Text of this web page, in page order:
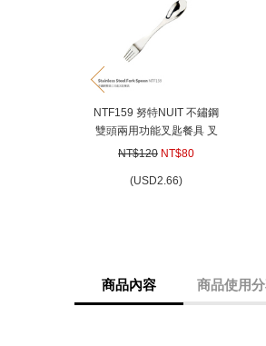
NTF159 努特NUIT 不鏽鋼
雙頭兩用功能叉匙餐具 叉
匙餐具湯匙叉子刀子登山
NT$120 NT$80
(USD2.66)
prev
商品內容 商品使用